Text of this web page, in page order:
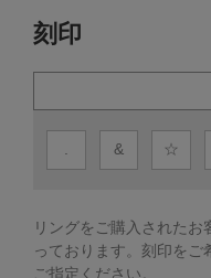
刻印
. & ☆
リングをご購入されたお
っております。 刻印をご
ご指定ください。